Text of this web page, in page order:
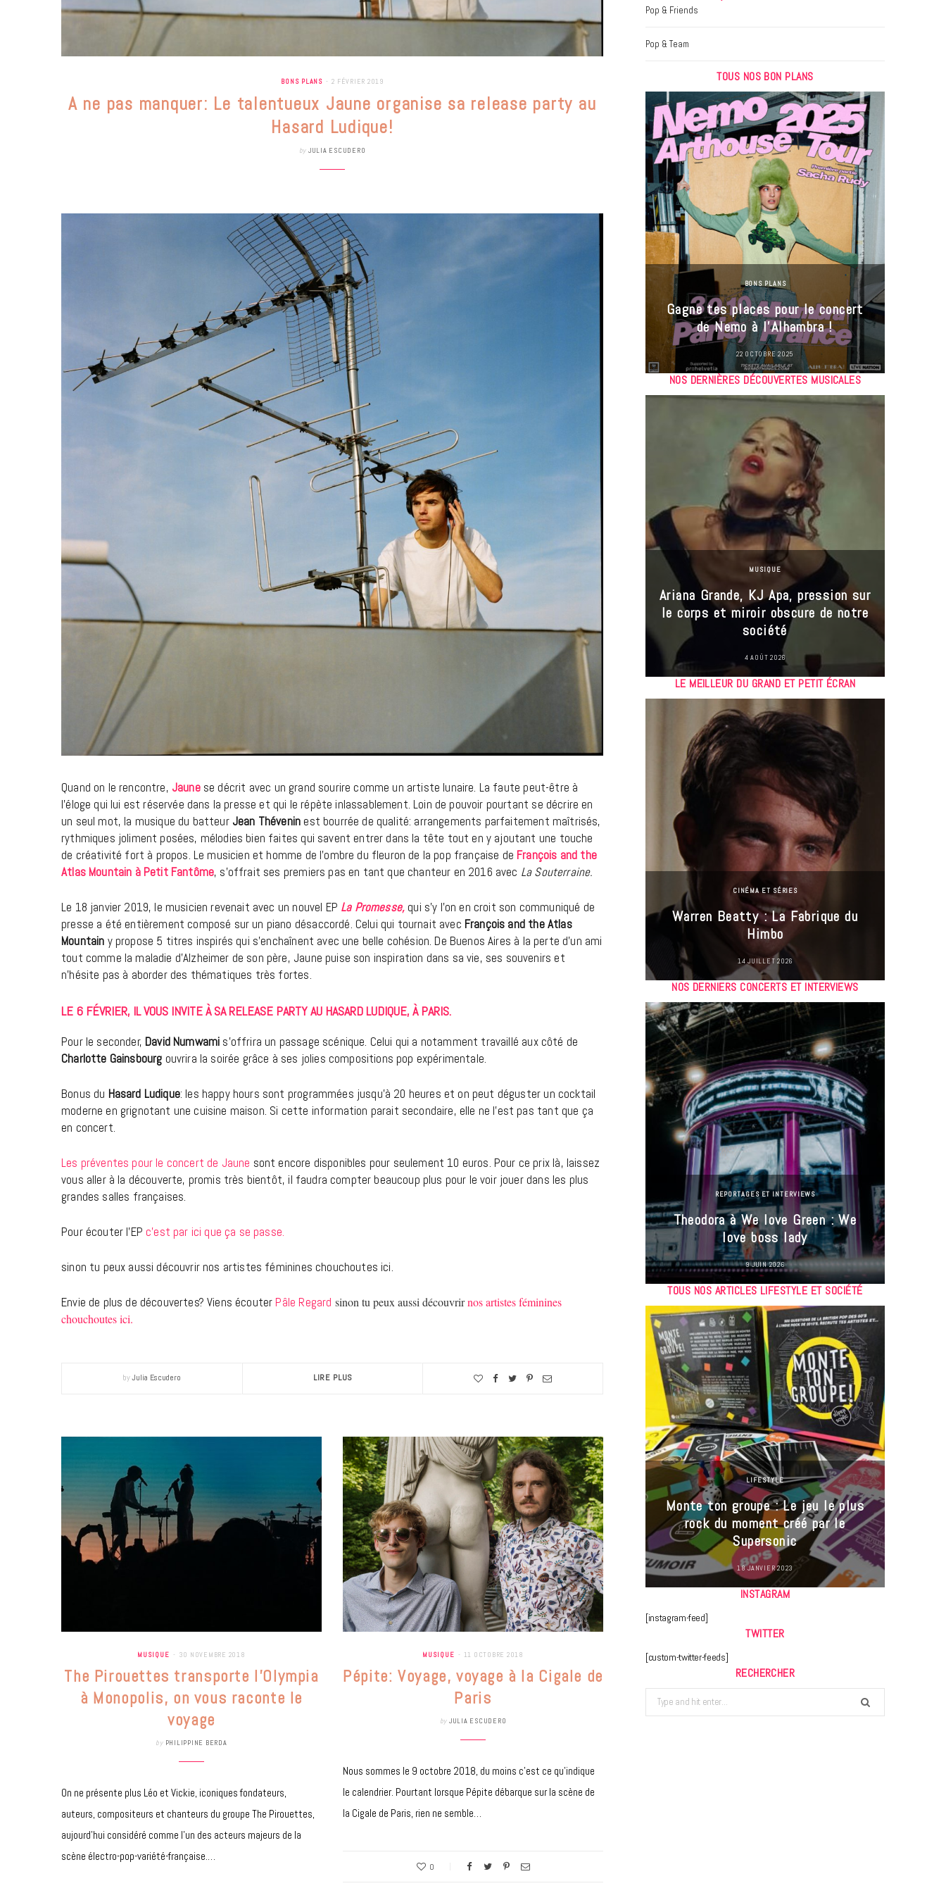
BONS PLANS 2 FÉVRIER 2019
A ne pas manquer: Le talentueux Jaune organise sa release party au
Hasard Ludique!
by JULIA ESCUDERO
Quand on le rencontre, Jaune se décrit avec un grand sourire comme un artiste lunaire. La faute peut-être à
l’éloge qui lui est réservée dans la presse et qui le répète inlassablement. Loin de pouvoir pourtant se décrire en
un seul mot, la musique du batteur Jean Thévenin est bourrée de qualité: arrangements parfaitement maîtrisés,
rythmiques joliment posées, mélodies bien faites qui savent entrer dans la tête tout en y ajoutant une touche
de créativité fort à propos. Le musicien et homme de l’ombre du fleuron de la pop française de François and the
Atlas Mountain à Petit Fantôme, s’offrait ses premiers pas en tant que chanteur en 2016 avec La Souterraine.
Le 18 janvier 2019, le musicien revenait avec un nouvel EP La Promesse, qui s’y l’on en croit son communiqué de
presse a été entièrement composé sur un piano désaccordé. Celui qui tournait avec François and the Atlas
Mountain y propose 5 titres inspirés qui s’enchaînent avec une belle cohésion. De Buenos Aires à la perte d’un ami
tout comme la maladie d’Alzheimer de son père, Jaune puise son inspiration dans sa vie, ses souvenirs et
n’hésite pas à aborder des thématiques très fortes.
LE 6 FÉVRIER, IL VOUS INVITE À SA RELEASE PARTY AU HASARD LUDIQUE, À PARIS.
Pour le seconder, David Numwami s’offrira un passage scénique. Celui qui a notamment travaillé aux côté de
Charlotte Gainsbourg ouvrira la soirée grâce à ses jolies compositions pop expérimentale.
Bonus du Hasard Ludique: les happy hours sont programmées jusqu’à 20 heures et on peut déguster un cocktail
moderne en grignotant une cuisine maison. Si cette information parait secondaire, elle ne l’est pas tant que ça
en concert.
Les préventes pour le concert de Jaune sont encore disponibles pour seulement 10 euros. Pour ce prix là, laissez
vous aller à la découverte, promis très bientôt, il faudra compter beaucoup plus pour le voir jouer dans les plus
grandes salles françaises.
Pour écouter l’EP c’est par ici que ça se passe.
sinon tu peux aussi découvrir nos artistes féminines chouchoutes ici.
Envie de plus de découvertes? Viens écouter Pâle Regard sinon tu peux aussi découvrirnos artistes féminines
chouchoutes ici.
byJulia Escudero LIRE PLUS
MUSIQUE 30 NOVEMBRE 2018
The Pirouettes transporte l’Olympia
à Monopolis, on vous raconte le
voyage
by PHILIPPINE BERDA
On ne présente plus Léo et Vickie, iconiques fondateurs,
auteurs, compositeurs et chanteurs du groupe The Pirouettes,
aujourd’hui considéré comme l’un des acteurs majeurs de la
scène électro-pop-variété-française.…
MUSIQUE 11 OCTOBRE 2018
Pépite: Voyage, voyage à la Cigale de
Paris
by JULIA ESCUDERO
Nous sommes le 9 octobre 2018, du moins c’est ce qu’indique
le calendrier. Pourtant lorsque Pépite débarque sur la scène de
la Cigale de Paris, rien ne semble…
0
Pop & Friends
Pop & Team
TOUS NOS BON PLANS
BONS PLANS
Gagne tes places pour le concert
de Nemo à l’Alhambra !
22 OCTOBRE 2025
NOS DERNIÈRES DÉCOUVERTES MUSICALES
Cage The Elephant, l’ivoire du rock
dévoile « Beaches In Tennessee »
18 JUILLET 2026
MUSIQUE
Ariana Grande, KJ Apa, pression sur
le corps et miroir obscure de notre
société
4 AOÛT 2026
LE MEILLEUR DU GRAND ET PETIT ÉCRAN
Disclosure Day : le retour en grâce
de Steven Spielberg
9 JUIN 2026
CINÉMA ET SÉRIES
Warren Beatty : La Fabrique du
Himbo
14 JUILLET 2026
NOS DERNIERS CONCERTS ET INTERVIEWS
REPORTAGES ET INTERVIEWS
Theodora à We love Green : We
love boss lady
9 JUIN 2026
TOUS NOS ARTICLES LIFESTYLE ET SOCIÉTÉ
LIFESTYLE
Gainsbourg, toute une vie :
documentaire plus Ginsburg que
Gainsbarre à ne pas manquer sur
France 3
18 FÉVRIER 2021
LIFESTYLE
Monte ton groupe : Le jeu le plus
rock du moment créé par le
Supersonic
18 JANVIER 2023
INSTAGRAM
[instagram-feed]
TWITTER
[custom-twitter-feeds]
RECHERCHER
Search
for: